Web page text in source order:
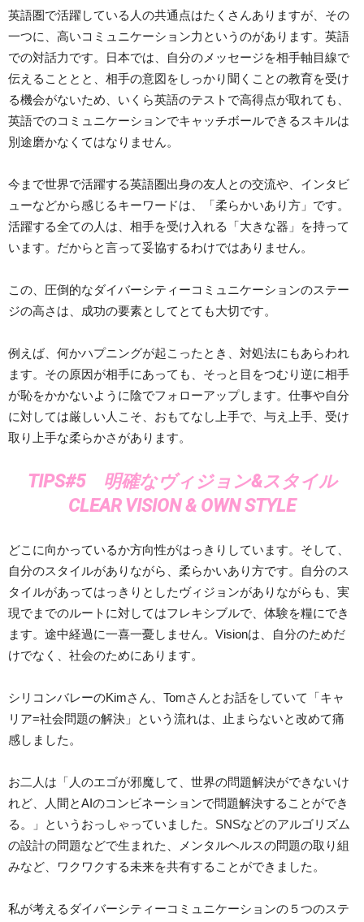
英語圏で活躍している人の共通点はたくさんありますが、その
一つに、高いコミュニケーション力というのがあります。英語
での対話力です。日本では、自分のメッセージを相手軸目線で
伝えることとと、相手の意図をしっかり聞くことの教育を受け
る機会がないため、いくら英語のテストで高得点が取れても、
英語でのコミュニケーションでキャッチボールできるスキルは
別途磨かなくてはなりません。
今まで世界で活躍する英語圏出身の友人との交流や、インタビ
ューなどから感じるキーワードは、「柔らかいあり方」です。
活躍する全ての人は、相手を受け入れる「大きな器」を持って
います。だからと言って妥協するわけではありません。
この、圧倒的なダイバーシティーコミュニケーションのステー
ジの高さは、成功の要素としてとても大切です。
例えば、何かハプニングが起こったとき、対処法にもあらわれ
ます。その原因が相手にあっても、そっと目をつむり逆に相手
が恥をかかないように陰でフォローアップします。仕事や自分
に対しては厳しい人こそ、おもてなし上手で、与え上手、受け
取り上手な柔らかさがあります。
TIPS#5 明確なヴィジョン&スタイル
CLEAR VISION & OWN STYLE
どこに向かっているか方向性がはっきりしています。そして、
自分のスタイルがありながら、柔らかいあり方です。自分のス
タイルがあってはっきりとしたヴィジョンがありながらも、実
現でまでのルートに対してはフレキシブルで、体験を糧にでき
ます。途中経過に一喜一憂しません。Visionは、自分のためだ
けでなく、社会のためにあります。
シリコンバレーのKimさん、Tomさんとお話をしていて「キャ
リア=社会問題の解決」という流れは、止まらないと改めて痛
感しました。
お二人は「人のエゴが邪魔して、世界の問題解決ができないけ
れど、人間とAIのコンビネーションで問題解決することができ
る。」というおっしゃっていました。SNSなどのアルゴリズム
の設計の問題などで生まれた、メンタルヘルスの問題の取り組
みなど、ワクワクする未来を共有することができました。
私が考えるダイバーシティーコミュニケーションの５つのステ